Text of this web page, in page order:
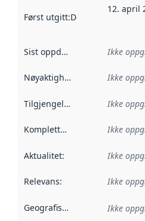
Først utgitt:Denne datoen
12. april
Sist oppdatert Ikke
Nøyaktighet Ikke
Tilgjengelighet Ikke
Kompletthet Ikke
Aktualitet: Ikke
Relevans: Ikke
Geografisk avgrensning :
Ikke